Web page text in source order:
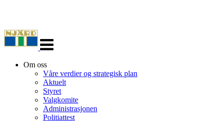
navigasjon
Om oss
Våre verdier og strategisk plan
Aktuelt
Styret
Valgkomite
Administrasjonen
Politiattest